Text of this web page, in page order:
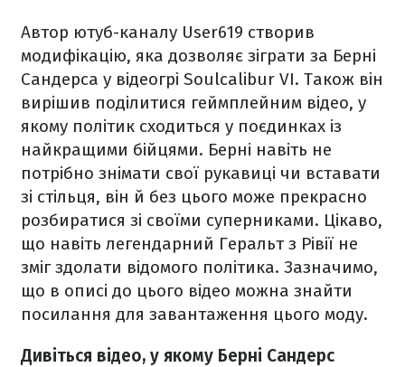
Автор ютуб-каналу User619 створив
модифікацію, яка дозволяє зіграти за Берні
Сандерса у відеогрі Soulcalibur VI. Також він
вирішив поділитися геймплейним відео, у
якому політик сходиться у поєдинках із
найкращими бійцями. Берні навіть не
потрібно знімати свої рукавиці чи вставати
зі стільця, він й без цього може прекрасно
розбиратися зі своїми суперниками. Цікаво,
що навіть легендарний Геральт з Рівії не
зміг здолати відомого політика. Зазначимо,
що в описі до цього відео можна знайти
посилання для завантаження цього моду.
Дивіться відео, у якому Берні Сандерс